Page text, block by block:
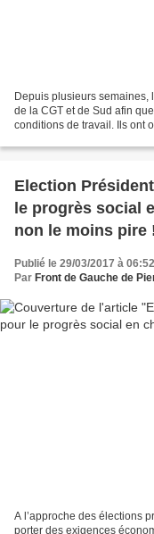
Depuis plusieurs semaines,
de la CGT et de Sud afin
conditions de travail. Ils ont
Election
le progrès social
non le moins pire
Publié le 29/03/2017 à 06:52
Par Front de Gauche de
A l’approche des élections
porter des exigences